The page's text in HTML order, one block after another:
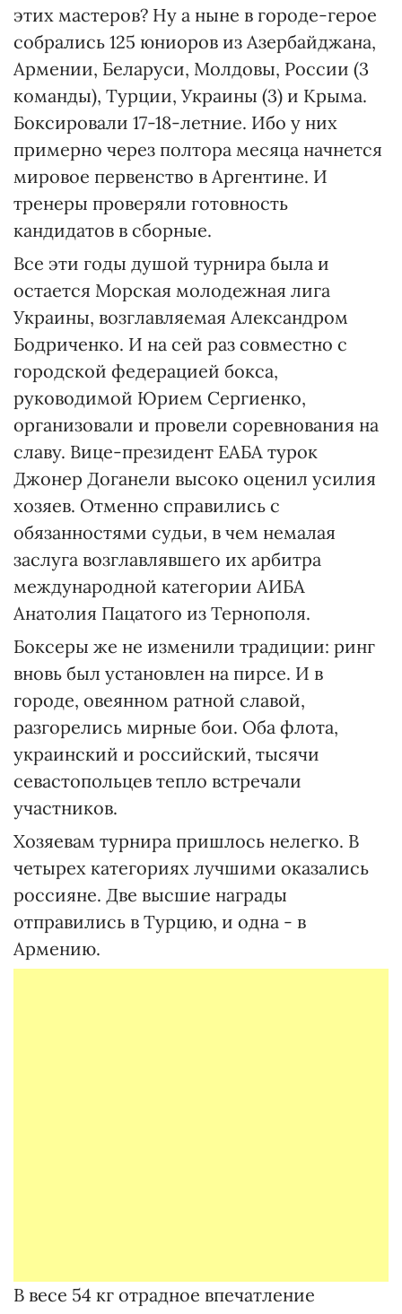
этих мастеров? Ну а ныне в городе-герое
собрались 125 юниоров из Азербайджана,
Армении, Беларуси, Молдовы, России (3
команды), Турции, Украины (3) и Крыма.
Боксировали 17-18-летние. Ибо у них
примерно через полтора месяца начнется
мировое первенство в Аргентине. И
тренеры проверяли готовность
кандидатов в сборные.
Все эти годы душой турнира была и
остается Морская молодежная лига
Украины, возглавляемая Александром
Бодриченко. И на сей раз совместно с
городской федерацией бокса,
руководимой Юрием Сергиенко,
организовали и провели соревнования на
славу. Вице-президент ЕАБА турок
Джонер Доганели высоко оценил усилия
хозяев. Отменно справились с
обязанностями судьи, в чем немалая
заслуга возглавлявшего их арбитра
международной категории АИБА
Анатолия Пацатого из Тернополя.
Боксеры же не изменили традиции: ринг
вновь был установлен на пирсе. И в
городе, овеянном ратной славой,
разгорелись мирные бои. Оба флота,
украинский и российский, тысячи
севастопольцев тепло встречали
участников.
Хозяевам турнира пришлось нелегко. В
четырех категориях лучшими оказались
россияне. Две высшие награды
отправились в Турцию, и одна - в
Армению.
В весе 54 кг отрадное впечатление